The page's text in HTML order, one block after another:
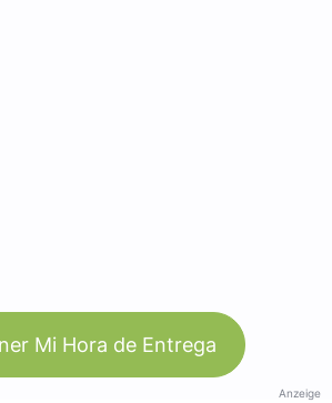
Mi Hora de Entrega
Anzeige